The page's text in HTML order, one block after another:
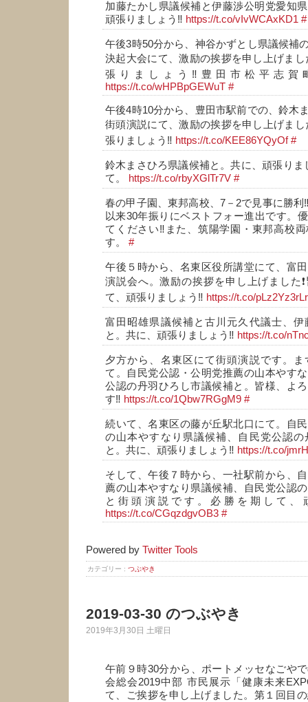
加藤たかし県議候補と伊藤渉公明党愛知
頑張りましょう‼️ https://t.co/vIvWCAxKD1 #
午後3時50分から、神谷かずとし県議候補
決起大会にて、激励の挨拶を申し上げまし
張りましょう‼️豊田市松平志賀
https://t.co/wHPBpGEWuT #
午後4時10分から、豊田市駅前での、鈴木
街頭演説にて、激励の挨拶を申し上げまし
張りましょう‼️ https://t.co/KEE86YQyOf #
鈴木まさひろ県議候補と。共に、頑張りま
て。
https://t.co/rbyXGlTr7V #
春の甲子園、東邦高校、7－2で見事に勝
以来30年振りにベストフォー進出です。
てください‼️また、筑陽学園・東邦高校
す。 #
午後５時から、名東区役所講堂にて、富
演説会へ。激励の挨拶を申し上げました
て、頑張りましょう‼️ https://t.co/pLz2Yz3rLr
富田昭雄県議候補と古川元久代議士、
と。共に、頑張りましょう‼️ https://t.co/
夕方から、名東区にて街頭演説です。
て。自民党公認・公明党推薦の山本やす
公認の丹羽ひろし市議候補と。皆様、よ
す‼️ https://t.co/1Qbw7RGgM9 #
続いて、名東区の藤が丘駅北口にて。自
の山本やすなり県議候補、自民党公認
と。共に、頑張りましょう‼️ https://t.co/
そして、午後７時から、一社駅前から、
薦の山本やすなり県議候補、自民党公認
と街頭演説です。必勝を期して
https://t.co/CGqzdgvOB3 #
Powered by Twitter Tools
カテゴリー : つぶやき
2019-03-30 のつぶやき
2019年3月30日 土曜日
午前９時30分から、ポートメッセなごや
会総会2019中部 市民展示「健康未来
て、ご挨拶を申し上げました。第１回目